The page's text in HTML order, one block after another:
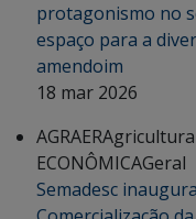
protagonismo no
espaço para a
amendoim
18 mar 2026
AGRAER
ECONÔMICAGeral
Semadesc